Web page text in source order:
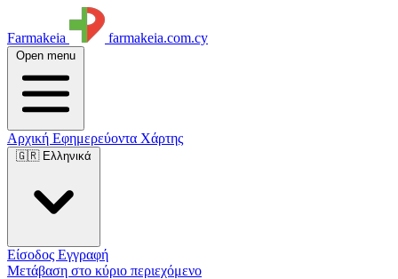
Farmakeia farmakeia.com.cy
Open menu
Αρχική Εφημερεύοντα Χάρτης
🇬🇷 Ελληνικά
Είσοδος Εγγραφή
Μετάβαση στο κύριο περιεχόμενο